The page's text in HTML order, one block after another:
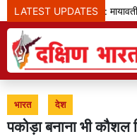
LATEST UPDATES
एससी-एसटी आरक्षण: मायावती
भारत देश
पकोड़ा बनाना भी